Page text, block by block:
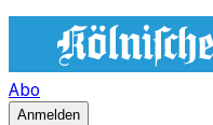
Abo
Anmelden